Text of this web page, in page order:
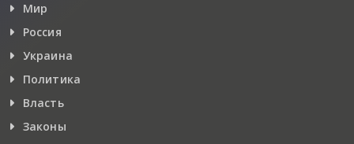
Мир
Россия
Украина
Политика
Власть
Законы